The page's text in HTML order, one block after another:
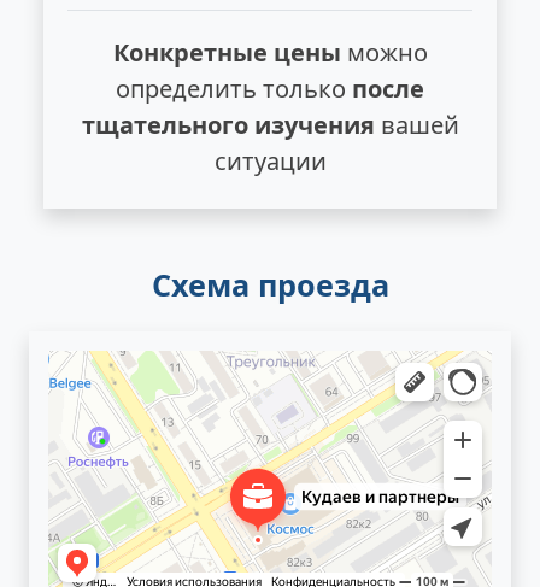
Конкретные цены можно
определить только после
тщательного изучения вашей
ситуации
Схема проезда